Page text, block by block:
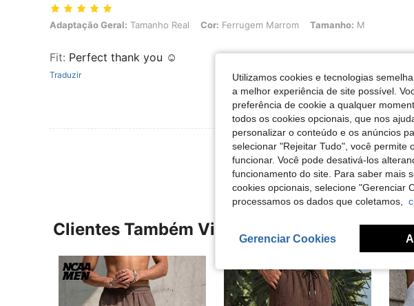
Adaptação Geral: Tamanho Real, Cor: Ferrugem Marrom, Tamanho: M
Adaptação Geral: Tamanho Real Cor: Ferrugem Marrom Tamanho: M
Fit: Perfect thank you ☺️
Traduzir
Ver Mais Avaliações
Clientes Também Visitaram
Utilizamos cookies e tecnologias
a melhor experiência de site possível.
preferência de cookie a qualquer
todos os cookies opcionais, que nos
personalizar o conteúdo e os anúncios
selecionar "Rejeitar Tudo", você permite
funcionar. Você pode desativá-los
funcionamento do site. Para saber mais
cookies opcionais, selecione "Gerenciar
processamos os dados que coletamos,
Gerenciar Cookies